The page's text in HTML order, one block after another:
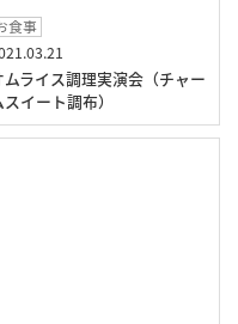
食事
ムライス調理実演会（チャー
スイート調布）